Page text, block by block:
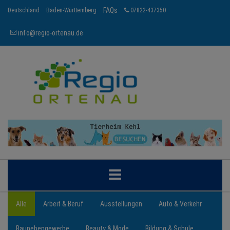
Deutschland Baden-Württemberg FAQs 07822-437350
info@regio-ortenau.de
ORTENAU
Alle Arbeit & Beruf Ausstellungen Auto & Verkehr